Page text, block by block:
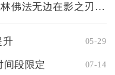
武林佛法无边在影之刃3中的位置在哪里
升 05-29
间段限定 07-14